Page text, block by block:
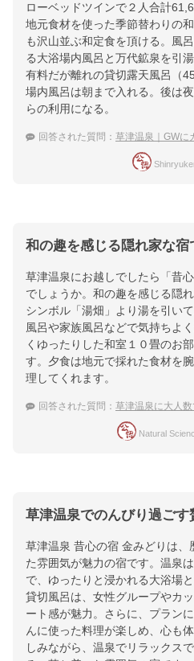
ローベッドツインで２人合計
地元食材を使った季節替わりの
も沢山並ぶ和定食を頂ける。風
る大浴場内風呂と万代鉱泉を引
有料だが離れの貸切露天風呂（
場内風呂は朝まで入れる。後は
らの利用になる。
回答された質問： 草津温泉｜GWにカッ
和の趣を感じる隠れ家な宿
草津温泉にお越しでしたら「昔
でしょうか。和の趣を感じる隠
シンボル「湯畑」より湯を引い
風呂や家族風呂などで気持ちよ
くゆったりした和室１０畳のお
す。夕食は地元で採れた食材を
理してくれます。
回答された質問： 草津温泉に大人数で泊ま
Natural
草津温泉でのんびり過ごす
草津温泉 昔心の宿 金みどりは、
た雰囲気が魅力の宿です。温泉
で、ゆったりと浸かれる大浴場
貸切風呂は、女性グループやカ
ート感が魅力。さらに、プラン
んに使った料理が楽しめ、心も
しみながら、温泉でリラックス